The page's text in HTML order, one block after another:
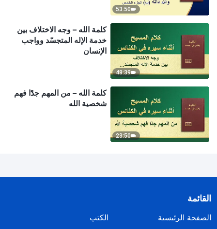
53:50
48:39
كلمة الله – وجه الاختلاف بين
خدمة الإله المتجسّد وواجب
الإنسان
23:50
كلمة الله – من المهم جدًا فهم
شخصية الله
القائمة
الصفحة الرئيسية
الكتب